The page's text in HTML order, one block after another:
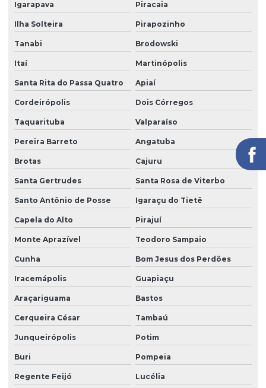
Segurança eletrônica
Segurança portaria zeladoria
Serviço de câmeras 24 horas
Serviço de facilities
Serviço de limpeza para empresas
Serviço de limpeza com equipamentos profissionais
Serviço de limpeza terceirizado
Serviço de limpeza terceirizado preço
Serviço de limpeza de vidros
Serviço de limpeza zeladoria
Serviço de portaria virtual
Serviço de portaria e zeladoria
Serviço de terceirização de limpeza
Serviço terceirizado de limpeza
Serviço de zelador condomínio
Igarapava Piracaia
Ilha Solteira Pirapozinho
Tanabi Brodowski
Itaí Martinópolis
Santa Rita do Passa Quatro Apiaí
Cordeirópolis Dois Córregos
Taquarituba Valparaíso
Pereira Barreto Angatuba
Brotas Cajuru
Santa Gertrudes Santa Rosa de Viterbo
Santo Antônio de Posse Igaraçu do Tietê
Capela do Alto Pirajuí
Monte Aprazível Teodoro Sampaio
Cunha Bom Jesus dos Perdões
Iracemápolis Guapiaçu
Araçariguama Bastos
Cerqueira César Tambaú
Junqueirópolis Potim
Buri Pompeia
Regente Feijó Lucélia